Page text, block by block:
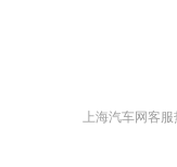
上海汽车网客